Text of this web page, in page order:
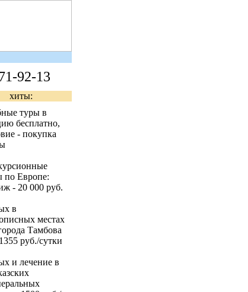
92-13
хиты:
туры в
бесплатно,
- покупка
по Европе:
- 20 000 руб.
в
местах
Тамбова
руб./сутки
и лечение в